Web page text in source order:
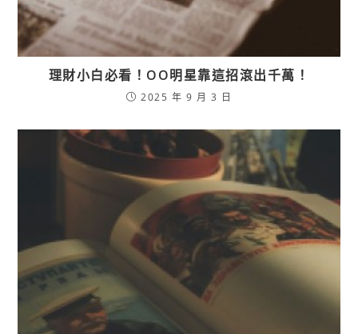
理財小白必看！OO明星靠這招滾出千萬！
2025 年 9 月 3 日